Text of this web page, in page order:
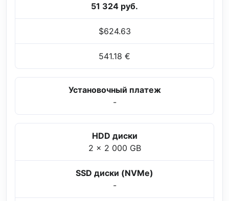
51 324 руб.
$624.63
541.18 €
Установочный платеж
-
HDD диски
2 x 2 000 GB
SSD диски (NVMe)
-